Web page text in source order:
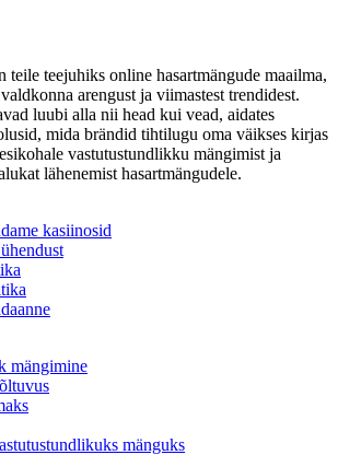
teejuhiks online hasartmängude maailma,
arengust ja viimastest trendidest.
luubi alla nii head kui vead, aidates
mida brändid tihtilugu oma väikses kirjas
vastutustundlikku mängimist ja
lähenemist hasartmängudele.
kasiinosid
mängimine
mänguks